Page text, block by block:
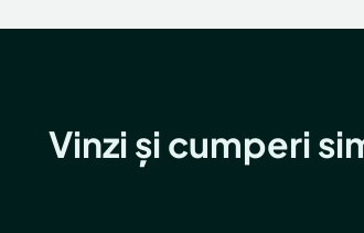
Vinzi și cumperi